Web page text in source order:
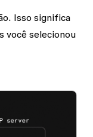
Isso significa
você selecionou